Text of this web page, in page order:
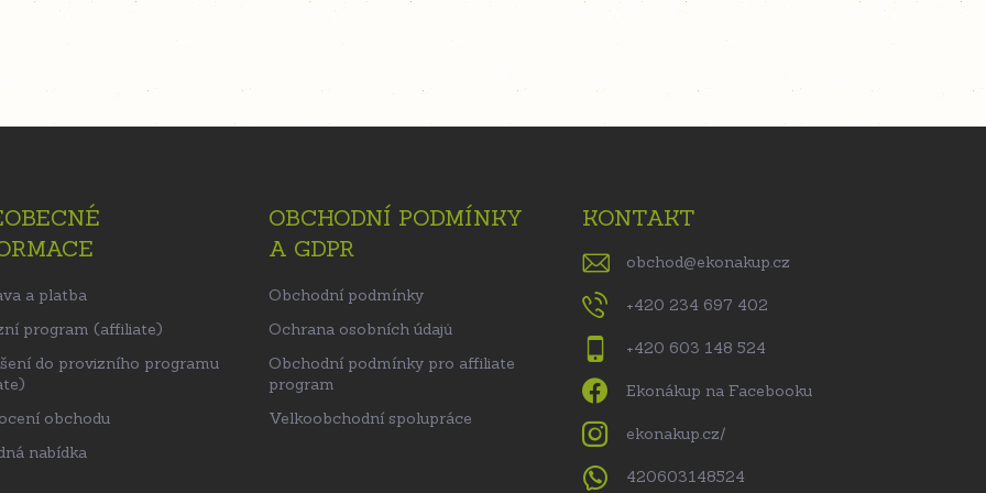
a platba
program (affiliate)
do provizního programu
obchodu
nabídka
OBCHODNÍ PODMÍNKY
A GDPR
Obchodní podmínky
Ochrana osobních údajů
Obchodní podmínky pro affiliate
program
Velkoobchodní spolupráce
KONTAKT
obchod@ekonakup.cz
+420 234 697 402
+420 603 148 524
Ekonákup na Facebooku
ekonakup.cz/
420603148524